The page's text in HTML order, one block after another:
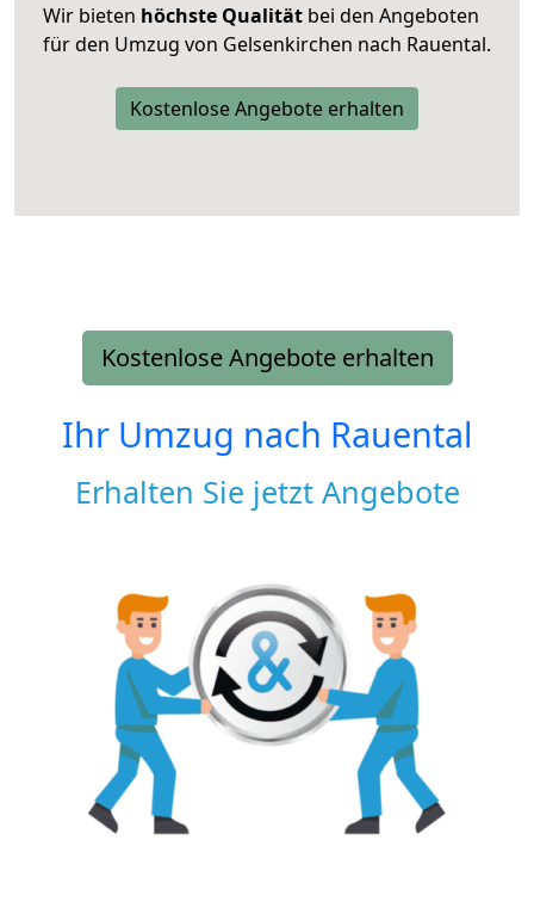
Wir bieten höchste Qualität bei den Angeboten
für den Umzug von Gelsenkirchen nach Rauental.
Kostenlose Angebote erhalten
Kostenlose Angebote erhalten
Ihr Umzug nach Rauental
Erhalten Sie jetzt Angebote